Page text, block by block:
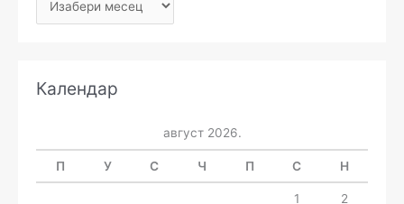
Календар
август 2026.
П У С Ч П С Н
1
2